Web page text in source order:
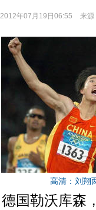
2012年07月19日06:55 来源
高清：刘翔
德国勒沃库森